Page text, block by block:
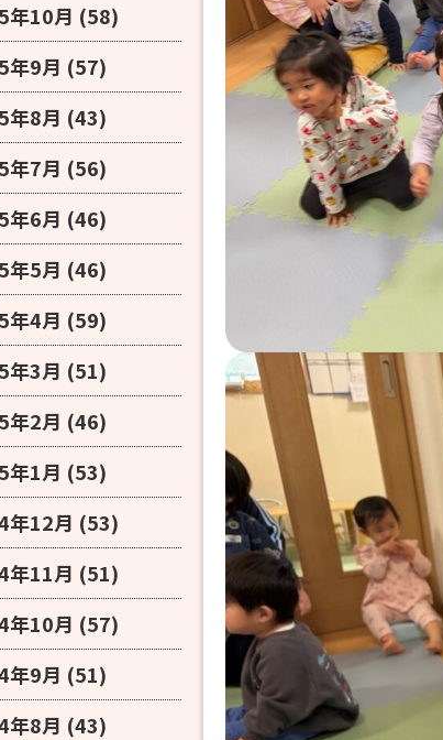
年10月 (58)
年9月 (57)
年8月 (43)
年7月 (56)
年6月 (46)
年5月 (46)
年4月 (59)
年3月 (51)
年2月 (46)
年1月 (53)
年12月 (53)
年11月 (51)
年10月 (57)
年9月 (51)
年8月 (43)